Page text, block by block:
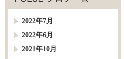
2022年7月
2022年6月
2021年10月